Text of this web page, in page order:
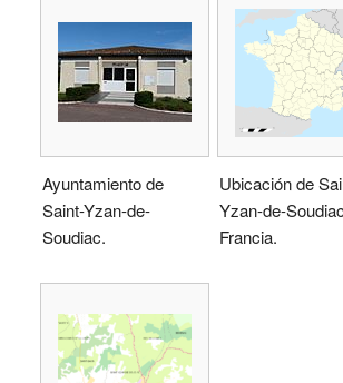
Ayuntamiento de
Saint-Yzan-de-
Soudiac.
Ubicación de
Yzan-de-
Francia.